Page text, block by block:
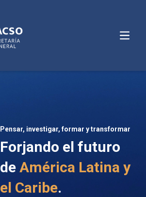
Abrir
Pensar, investigar, formar y transformar
Forjando el futuro
de América Latina y
el Caribe.